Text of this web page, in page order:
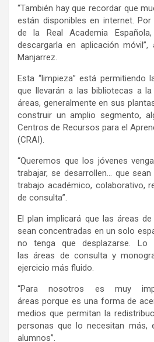
“También hay que recordar que
están disponibles en internet.
de la Real Academia
descargarla en aplicación móvil”,
Manjarrez.
Esta “limpieza” está permitiendo
que llevarán a las bibliotecas a
áreas, generalmente en sus
construir un amplio segmento,
Centros de Recursos para el
(CRAI).
“Queremos que los jóvenes
trabajar, se desarrollen… que
trabajo académico, colaborativo,
de consulta”.
El plan implicará que las áreas
sean concentradas en un solo
no tenga que desplazarse. Lo
las áreas de consulta y
ejercicio más fluido.
“Para nosotros es muy
áreas porque es una forma de
medios que permitan la
personas que lo necesitan más,
alumnos”.